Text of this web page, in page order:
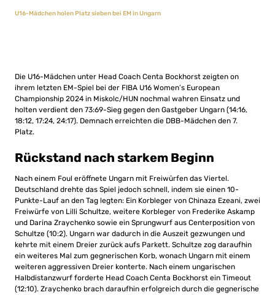
U16-Mädchen holen Platz sieben bei EM in Ungarn
Die U16-Mädchen unter Head Coach Centa Bockhorst zeigten on
ihrem letzten EM-Spiel bei der FIBA U16 Women’s European
Championship 2024 in Miskolc/HUN nochmal wahren Einsatz und
holten verdient den 73:69-Sieg gegen den Gastgeber Ungarn (14:16,
18:12, 17:24, 24:17). Demnach erreichten die DBB-Mädchen den 7.
Platz.
Rückstand nach starkem Beginn
Nach einem Foul eröffnete Ungarn mit Freiwürfen das Viertel.
Deutschland drehte das Spiel jedoch schnell, indem sie einen 10-
Punkte-Lauf an den Tag legten: Ein Korbleger von Chinaza Ezeani, zwei
Freiwürfe von Lilli Schultze, weitere Korbleger von Frederike Askamp
und Darina Zraychenko sowie ein Sprungwurf aus Centerposition von
Schultze (10:2). Ungarn war dadurch in die Auszeit gezwungen und
kehrte mit einem Dreier zurück aufs Parkett. Schultze zog daraufhin
ein weiteres Mal zum gegnerischen Korb, wonach Ungarn mit einem
weiteren aggressiven Dreier konterte. Nach einem ungarischen
Halbdistanzwurf forderte Head Coach Centa Bockhorst ein Timeout
(12:10). Zraychenko brach daraufhin erfolgreich durch die gegnerische